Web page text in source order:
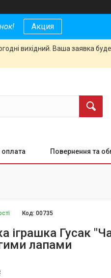
Акция
вихідний. Ваша заявка
Повернення та
Код:00735
іграшка Гусак
лапами